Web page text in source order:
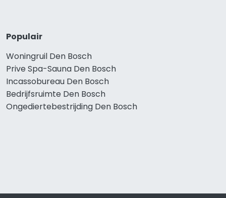
Populair
Woningruil Den Bosch
Prive Spa-Sauna Den Bosch
Incassobureau Den Bosch
Bedrijfsruimte Den Bosch
Ongediertebestrijding Den Bosch